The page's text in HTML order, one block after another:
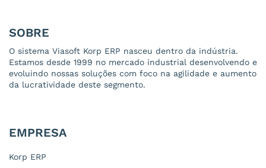
SOBRE
O sistema Viasoft Korp ERP nasceu dentro da indústria.
Estamos desde 1999 no mercado industrial desenvolvendo e
evoluindo nossas soluções com foco na agilidade e aumento
da lucratividade deste segmento.
EMPRESA
Korp ERP